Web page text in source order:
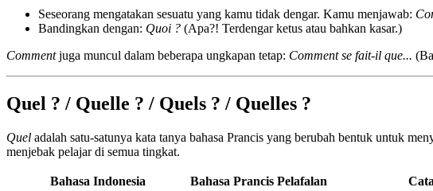
Seseorang mengatakan sesuatu yang kamu tidak dengar. Kamu menjawab:
Bandingkan dengan: Quoi ? (Apa?! Terdengar ketus atau bahkan kasar.)
Commentjuga muncul dalam beberapa ungkapan tetap: Comment se fait-il que...
Quel ? / Quelle ? / Quels ? / Quelles ?
Quel adalah satu-satunya kata tanya bahasa Prancis yang berubah bentuk untuk
menjebak pelajar di semua tingkat.
Bahasa Indonesia Bahasa Prancis Pelafalan